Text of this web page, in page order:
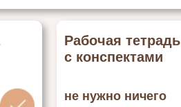
Рабочая тетрадь
с конспектами
не нужно ничего